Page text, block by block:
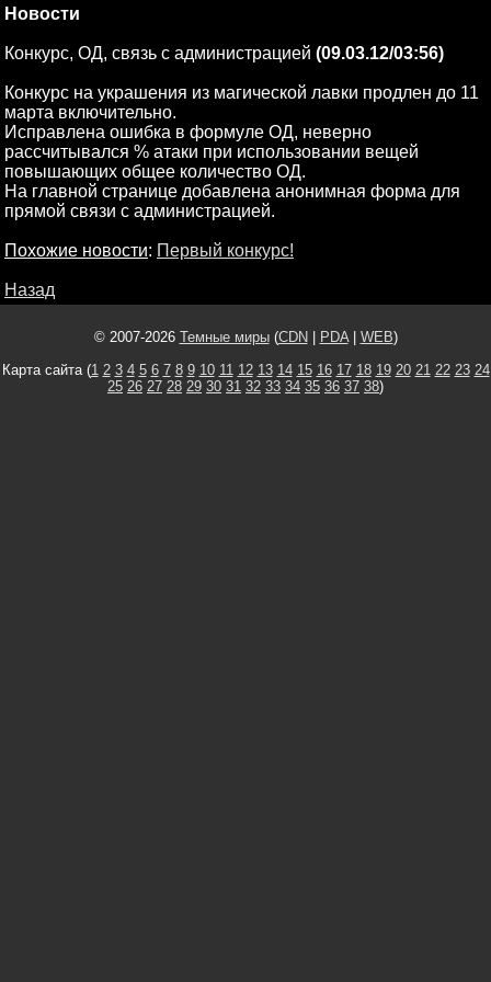
Новости
Конкурс, ОД, связь с администрацией (09.03.12/03:56)
Конкурс на украшения из магической лавки продлен до 11
марта включительно.
Исправлена ошибка в формуле ОД, неверно
рассчитывался % атаки при использовании вещей
повышающих общее количество ОД.
На главной странице добавлена анонимная форма для
прямой связи с администрацией.
Похожие новости: Первый конкурс!
Назад
© 2007-2026 Темные миры(CDN PDA| WEB)
Карта сайта (1 2 3 4 5 6 7 8 9 10 11 12 13 14 15 16 17 18 19 20 21 22 23 24
25 26 27 28 29 30 31 32 33 34 35 36 37 38)